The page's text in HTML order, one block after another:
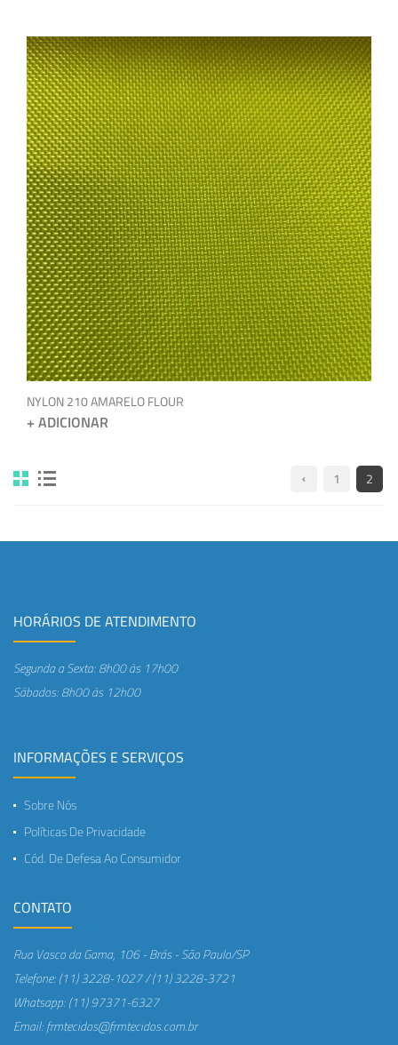
NYLON 210 AMARELO FLOUR
+ ADICIONAR
1 2
HORÁRIOS DE ATENDIMENTO
Segunda a Sexta: 8h00 às 17h00
Sábados: 8h00 às 12h00
INFORMAÇÕES E SERVIÇOS
Sobre Nós
Políticas De Privacidade
Cód. De Defesa Ao Consumidor
CONTATO
Rua Vasco da Gama, 106 - Brás - São Paulo/SP
Telefone: (11) 3228-1027 / (11) 3228-3721
Whatsapp: (11) 97371-6327
Email: frmtecidos@frmtecidos.com.br